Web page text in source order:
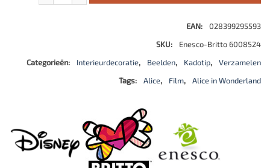
EAN:
028399295593
SKU:
Enesco-Britto 6008524
Categorieën:
Interieurdecoratie, Beelden, Kadotip,
Verzamelen
Tags:
Alice, Film, Alice in Wonderland